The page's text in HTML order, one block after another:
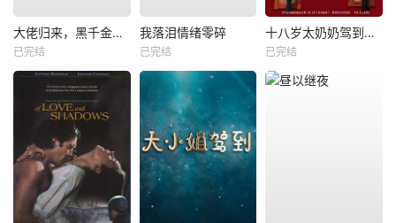
大佬归来，黑千金她专治不服
已完结
我落泪情绪零碎
已完结
十八岁太奶奶驾到，重整家族荣耀3
已完结